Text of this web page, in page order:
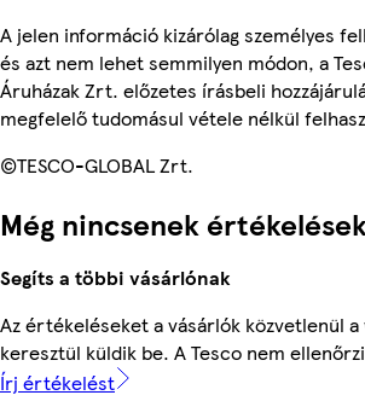
A jelen információ kizárólag személyes
és azt nem lehet semmilyen módon, a
Áruházak Zrt. előzetes írásbeli
megfelelő tudomásul vétele nélkül
©TESCO-GLOBAL Zrt.
Még nincsenek
Segíts a többi vásárlónak
Az értékeléseket a vásárlók közvetlenül a
keresztül küldik be. A Tesco nem
Írj értékelést